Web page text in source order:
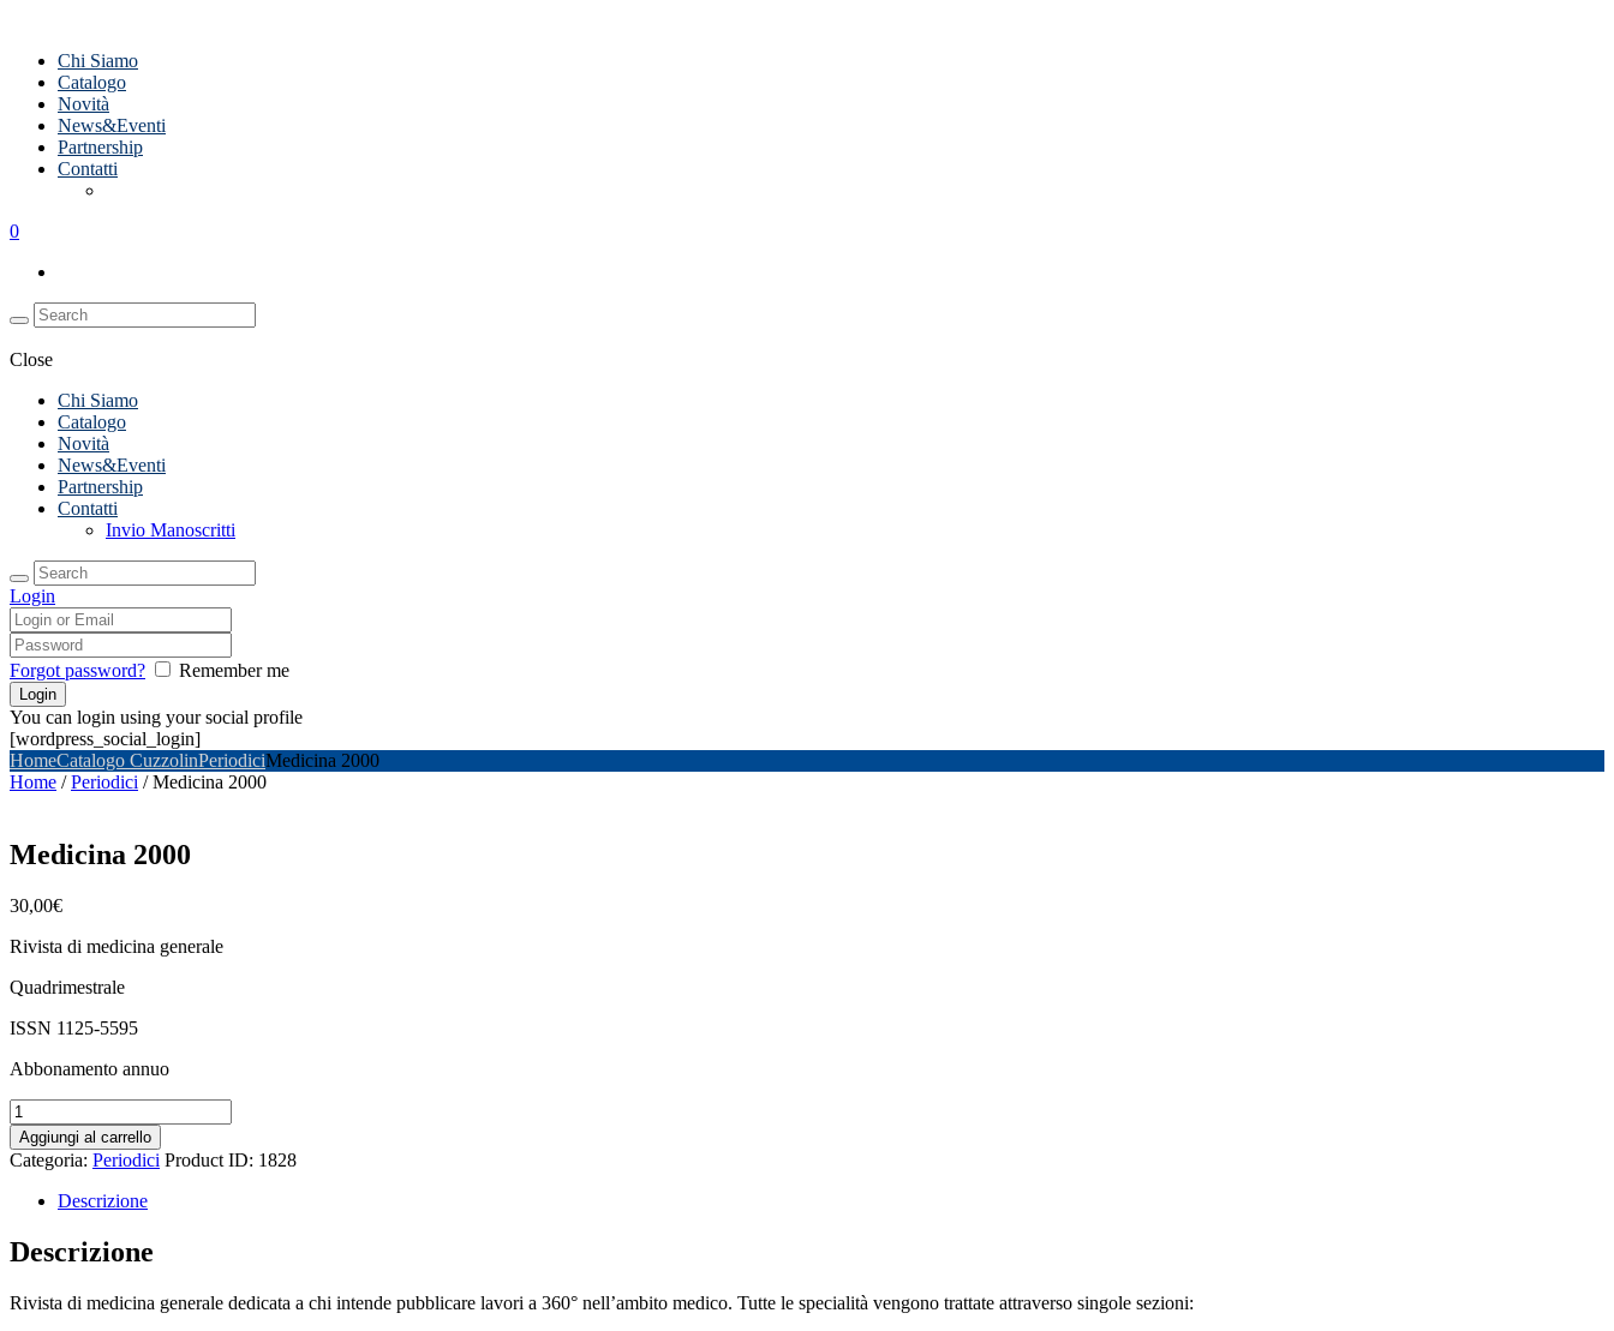
Chi Siamo
Catalogo
Novità
News&Eventi
Partnership
Contatti
0
Close
Chi Siamo
Catalogo
Novità
News&Eventi
Partnership
Contatti
Invio Manoscritti
Login
Forgot password? Remember me
You can login using your social profile
[wordpress_social_login]
HomeCatalogo CuzzolinPeriodiciMedicina 2000
Home /Periodici / Medicina 2000
Medicina 2000
30,00€
Rivista di medicina generale
Quadrimestrale
ISSN 1125-5595
Abbonamento annuo
Medicina
2000
quantità
Aggiungi al carrello
Categoria: Periodici Product ID: 1828
Descrizione
Descrizione
Rivista di medicina generale dedicata a chi intende pubblicare lavori a 360° nell’ambito medico. Tutte le specialità vengono trattate attraverso singole sezioni: